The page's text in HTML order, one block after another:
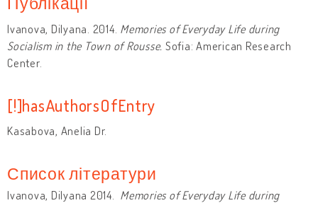
Ivanova, Dilyana. 2014. Memories of Everyday Life during
Socialism in the Town of Rousse. Sofia: American Research
Center.
[!]hasAuthorsOfEntry
Kasabova, Anelia Dr.
Список літератури
Ivanova, Dilyana 2014. Memories of Everyday Life during